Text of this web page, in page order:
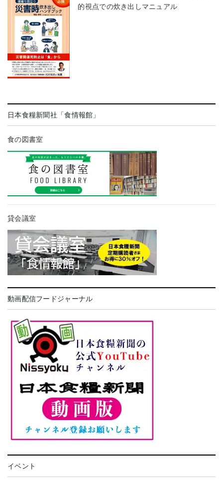
的視点での炊き出しマニュアル
日本食糧新聞社「食情報館」
食の図書室
貸会議室
動画配信フードジャーナル
イベント